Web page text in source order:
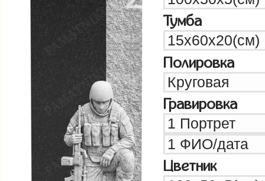
Тумба
Полировка
Гравировка
Цветник